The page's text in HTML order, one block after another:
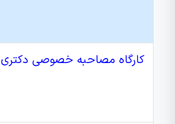
کارگاه مصاحبه خصوصی دکتری